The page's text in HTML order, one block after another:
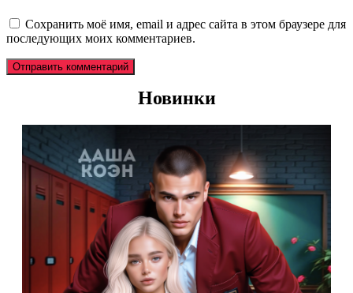
Сохранить моё имя, email и адрес сайта в этом браузере для
последующих моих комментариев.
Новинки